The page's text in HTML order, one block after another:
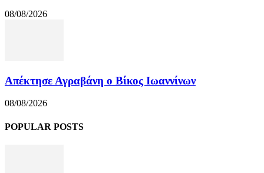
08/08/2026
Απέκτησε Αγραβάνη ο Βίκος Ιωαννίνων
08/08/2026
POPULAR POSTS